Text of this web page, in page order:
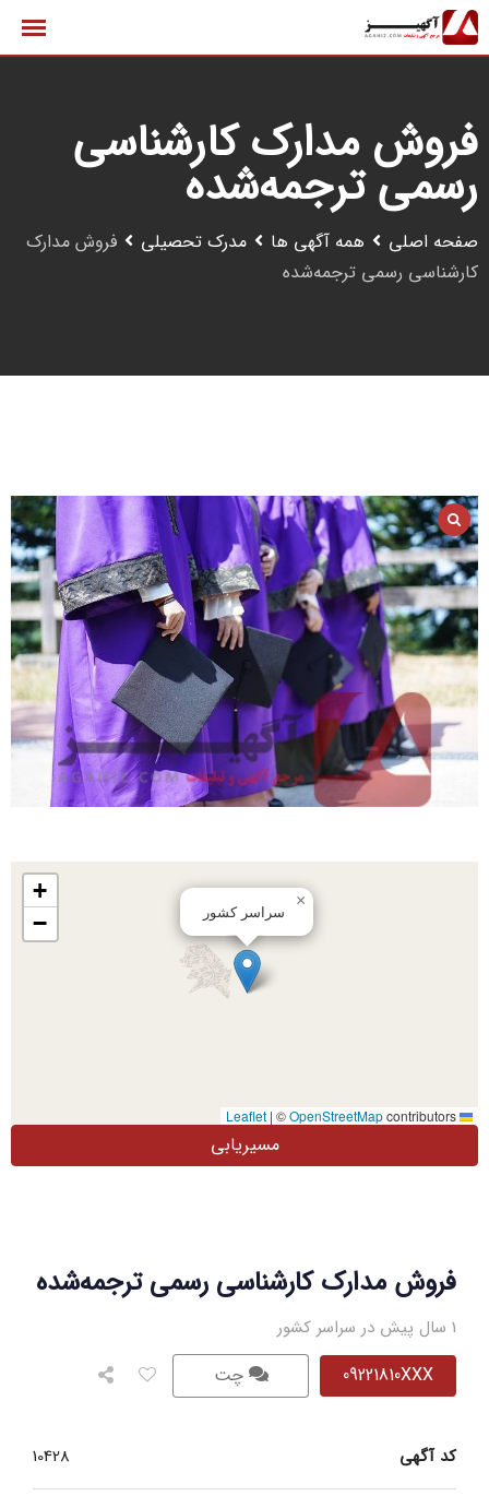
پرش
به
فروش مدارک کارشناسی
رسمی ترجمه‌شده
صفحه اصلی همه آگهی ها مدرک تحصیلی
فروش مدارک
کارشناسی رسمی ترجمه‌شده
فروش مدارک کارشناسی رسمی ترجمه‌شده
1 سال پیش در سراسر کشور
09221810XXX چت
کد آگهی 10428
سراسر کشور
×
+
−
| ©OpenStreetMapcontributors
مسیریابی